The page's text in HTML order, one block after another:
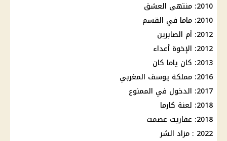
2010: منتهى العشق
2010: ماما في القسم
2012: أم الصابرين
2012: الإخوة أعداء
2013: كان ياما كان
2016: مملكة يوسف المغربي
2017: الدخول في الممنوع
2018: لعنة كارما
2018: عفاريت عصمت
2022 : مزاد الشر